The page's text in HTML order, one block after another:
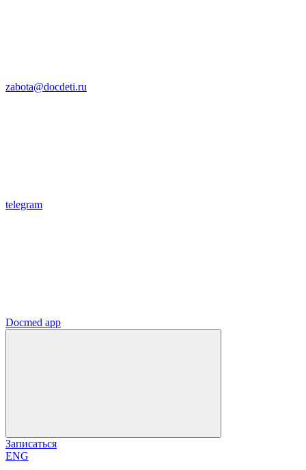
zabota@docdeti.ru
telegram
Docmed app
Записаться
ENG